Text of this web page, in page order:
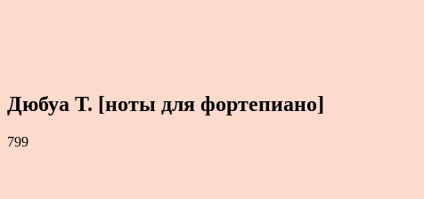
Дюбуа Т. [ноты для фортепиано]
799